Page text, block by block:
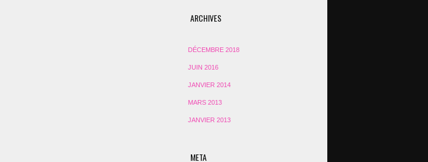
ARCHIVES
DÉCEMBRE 2018
JUIN 2016
JANVIER 2014
MARS 2013
JANVIER 2013
META